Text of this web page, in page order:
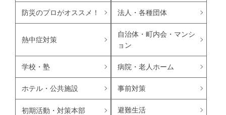
防災のプロがオススメ！ 法人・各種団体
熱中症対策
自治体・町内会・マンシ
ョン
学校・塾 病院・老人ホーム
ホテル・公共施設 事前対策
初期活動・対策本部 避難生活